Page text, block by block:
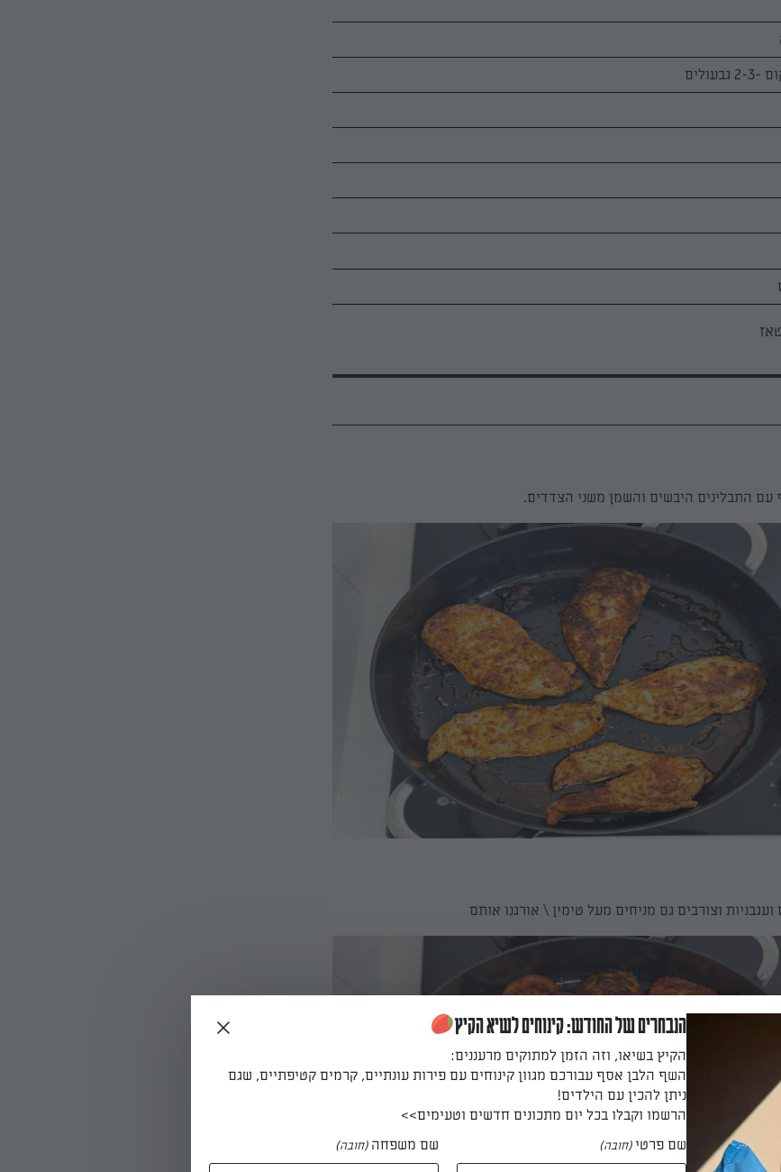
עם התבלינים היבשים והשמן משני הצדדים.
וצורבים גם מניחים מעל טימין \ אורגנו אותם
הנבחרים של החודש: קינוחים לשיא הקיץ
הקיץ בשיאו, וזה הזמן למתוקים מרעננים:
השף הלבן אסף עבורכם מגוון קינוחים עם פירות עונתיים, קרמים קטיפתיים, שגם
ניתן להכין עם הילדים!
הרשמו וקבלו בכל יום מתכונים חדשים וטעימים>>
שם פרטי(חובה) שם משפחה (חובה)